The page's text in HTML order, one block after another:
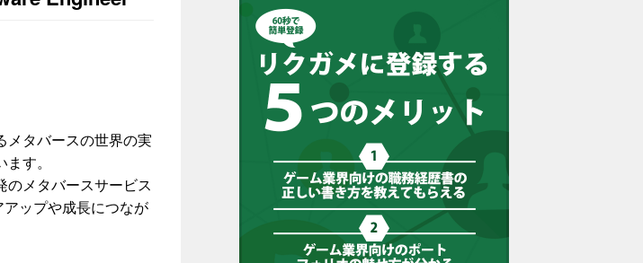
メタバースの世界の実
す。
のメタバースサービス
ップや成長につなが